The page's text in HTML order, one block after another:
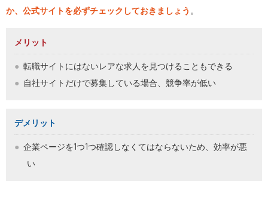
か、公式サイトを必ずチェックしておきましょう 。
メリット
転職サイトにはないレアな求人を見つけることもできる
自社サイトだけで募集している場合、競争率が低い
デメリット
企業ページを1つ1つ確認しなくてはならないため、効率が悪
い